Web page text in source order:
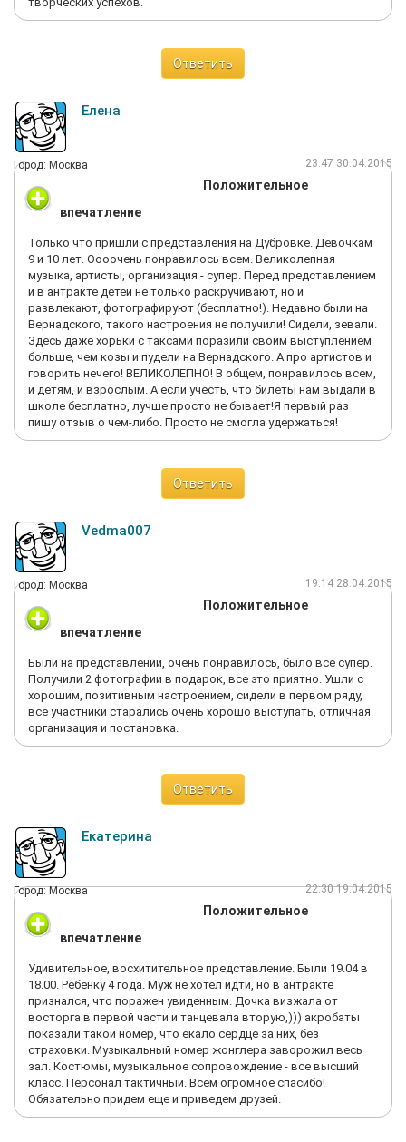
Ответить
Елена
Город: Москва 23:47 30.04.2015
Положительное
впечатление
Только что пришли с представления на Дубровке. Девочкам
9 и 10 лет. Оооочень понравилось всем. Великолепная
музыка, артисты, организация - супер. Перед представлением
и в антракте детей не только раскручивают, но и
развлекают, фотографируют (бесплатно!). Недавно были на
Вернадского, такого настроения не получили! Сидели, зевали.
Здесь даже хорьки с таксами поразили своим выступлением
больше, чем козы и пудели на Вернадского. А про артистов и
говорить нечего! ВЕЛИКОЛЕПНО! В общем, понравилось всем,
и детям, и взрослым. А если учесть, что билеты нам выдали в
школе бесплатно, лучше просто не бывает!Я первый раз
пишу отзыв о чем-либо. Просто не смогла удержаться!
Ответить
Vedma007
Город: Москва 19:14 28.04.2015
Положительное
впечатление
Были на представлении, очень понравилось, было все супер.
Получили 2 фотографии в подарок, все это приятно. Ушли с
хорошим, позитивным настроением, сидели в первом ряду,
все участники старались очень хорошо выступать, отличная
организация и постановка.
Ответить
Екатерина
Город: Москва 22:30 19.04.2015
Положительное
впечатление
Удивительное, восхитительное представление. Были 19.04 в
18.00. Ребенку 4 года. Муж не хотел идти, но в антракте
признался, что поражен увиденным. Дочка визжала от
восторга в первой части и танцевала вторую,))) акробаты
показали такой номер, что екало сердце за них, без
страховки. Музыкальный номер жонглера заворожил весь
зал. Костюмы, музыкальное сопровождение - все высший
класс. Персонал тактичный. Всем огромное спасибо!
Обязательно придем еще и приведем друзей.